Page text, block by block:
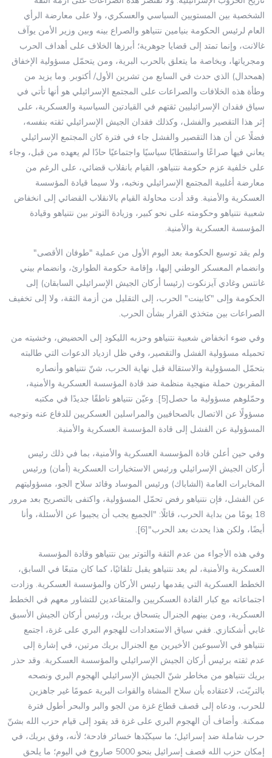
الشخصية بين المستويين السياسي والعسكري، ولا على معارضة الرأي
العام لرئيس الحكومة بنيامين نتنياهو والصراع بينه وبين وزير الأمن يوآف
غالانت، وإنما تمتد إلى قضايا جوهرية؛ أبرزها الخلاف على أهداف الحرب
ومجرياتها، وبخاصة ما يتعلق بالحرب البرية، ومن يتحمّل مسؤولية الإخفاق
(همحدال) الذي حدث في السابع من تشرين الأول/ أكتوبر. وما يزيد من
وطأة هذه الخلافات والصراعات على المجتمع الإسرائيلي هو أنها تأتي في
سياق فقدان الإسرائيليين ثقتهم في القيادتين السياسية والعسكرية، على
إثر هذا التقصير والفشل، وكذلك فقدان الجيش الإسرائيلي ثقته بنفسه،
فضلًا عن أن هذا التقصير والفشل جاء في فترة كان المجتمع الإسرائيلي
يعاني فيها صراعًا واستقطابًا سياسيًا واجتماعيًا حادًا لم يعهده من قبل، وجاء
على خلفية عزم حكومة نتنياهو، القيام بانقلاب قضائي، على الرغم من
معارضة أغلبية المجتمع الإسرائيلي ونخبه، ولا سيما قيادة المؤسسة
العسكرية والأمنية. وقد أدت محاولة القيام بالانقلاب القضائي إلى انخفاض
شعبية نتنياهو وحكومته على نحو كبير، وزيادة التوتر بين نتنياهو وقيادة
المؤسسة العسكرية والأمنية.
ولم يقد توسيع الحكومة بعد اليوم الأول من عملية "طوفان الأقصى"
وانضمام المعسكر الوطني إليها، وإقامة حكومة الطوارئ، وانضمام بيني
غانتس وغادي آيزنكوت (رئيسا أركان الجيش الإسرائيلي السابقان) إلى
الحكومة وإلى "كابينت" الحرب، إلى التقليل من أزمة الثقة، ولا إلى تخفيف
الصراعات بين متخذي القرار بشأن الحرب.
وفي ضوء انخفاض شعبية نتنياهو وحزبه الليكود إلى الحضيض، وخشيته من
تحميله مسؤولية الفشل والتقصير، وفي ظل ازدياد الدعوات التي طالبته
بتحمّل المسؤولية والاستقالة قبل نهاية الحرب، شنّ نتنياهو وأنصاره
المقربون حملة منهجية منظمة ضد قادة المؤسسة العسكرية والأمنية،
وحمّلوهم مسؤولية ما حصل[5]. وعيّن نتنياهو ناطقًا جديدًا في مكتبه
مسؤولًا عن الاتصال بالصحافيين والمراسلين العسكريين للدفاع عنه وتوجيه
المسؤولية عن الفشل إلى قادة المؤسسة العسكرية والأمنية.
وفي حين أعلن قادة المؤسسة العسكرية والأمنية، بما في ذلك رئيس
أركان الجيش الإسرائيلي ورئيس الاستخبارات العسكرية (أمان) ورئيس
المخابرات العامة (الشاباك) ورئيس الموساد وقائد سلاح الجو، مسؤوليتهم
عن الفشل، فإن نتنياهو رفض تحمّل المسؤولية، واكتفى بالتصريح بعد مرور
18 يومًا من بداية الحرب، قائلًا: "الجميع يجب أن يجيبوا عن الأسئلة، وأنا
أيضًا، ولكن هذا يحدث بعد الحرب"[6].
وفي هذه الأجواء من عدم الثقة والتوتر بين نتنياهو وقادة المؤسسة
العسكرية والأمنية، لم يعد نتنياهو يقبل تلقائيًا، كما كان متبعًا في السابق،
الخطط العسكرية التي يقدمها رئيس الأركان والمؤسسة العسكرية. وزادت
اجتماعاته مع كبار القادة العسكريين والمتقاعدين للتشاور معهم في الخطط
العسكرية، ومن بينهم الجنرال يتسحاق بريك، ورئيس أركان الجيش الأسبق
غابي أشكنازي. ففي سياق الاستعدادات للهجوم البري على غزة، اجتمع
نتنياهو في الأسبوعين الأخيرين مع الجنرال بريك مرتين، في إشارة إلى
عدم ثقته برئيس أركان الجيش الإسرائيلي والمؤسسة العسكرية. وقد حذر
بريك نتنياهو من مخاطر شنّ الجيش الإسرائيلي الهجوم البري ونصحه
بالتريّث، لاعتقاده بأن سلاح المشاة والقوات البرية عمومًا غير جاهزين
للحرب، ودعاه إلى قصف قطاع غزة من الجو والبر والبحر أطول فترة
ممكنة. وأضاف أن الهجوم البري على غزة قد يقود إلى قيام حزب الله بشنّ
حرب شاملة ضد إسرائيل؛ ما سيكبّدها خسائر فادحة؛ لأنه، وفق بريك، في
إمكان حزب الله قصف إسرائيل بنحو 5000 صاروخ في اليوم؛ ما يلحق